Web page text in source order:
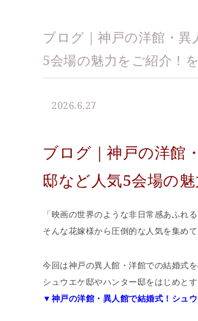
ブログ｜神戸の洋館・
5会場の魅力をご紹介！
2026.6.27
ブログ｜神戸の洋館
邸など人気5会場の
「映画の世界のような非日常感あふれ
そんな花嫁様から圧倒的な人気を集め
今回は神戸の異人館・洋館での結婚式
シュウエケ邸やハンター邸をはじめと
▼神戸の洋館・異人館で結婚式！シュ